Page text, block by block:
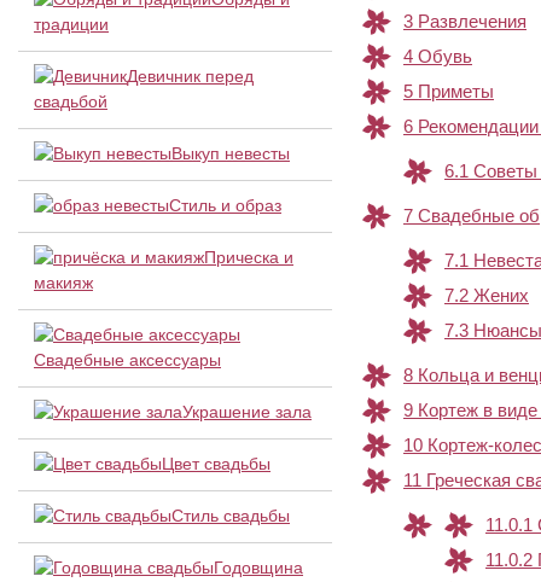
3 Развлечения
4 Обувь
5 Приметы
6
6.1 Советы
7 Свадебные
7.1
7.2 Жених
7.3 Нюансы
8 Кольца и
9 Кортеж в
10 Кортеж-
11 Греческая
11.0.1
11.0.2
традиции
Девичник перед
свадьбой
Выкуп невесты
Стиль и образ
Прическа и
макияж
Свадебные аксессуары
Украшение зала
Цвет свадьбы
Стиль свадьбы
Годовщина